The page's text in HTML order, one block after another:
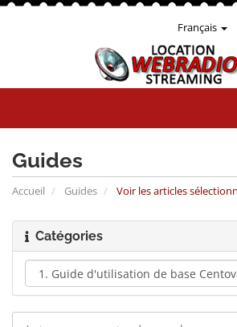
Français
Guides
Accueil Guides Voir les articles
Catégories